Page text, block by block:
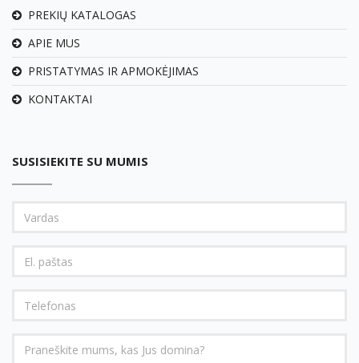
PREKIŲ KATALOGAS
APIE MUS
PRISTATYMAS IR APMOKĖJIMAS
KONTAKTAI
SUSISIEKITE SU MUMIS